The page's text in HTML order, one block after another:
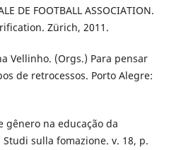
DE FOOTBALL ASSOCIATION.
Zürich, 2011.
Vellinho. (Orgs.) Para pensar
de retrocessos. Porto Alegre:
gênero na educação da
sulla fomazione. v. 18, p.